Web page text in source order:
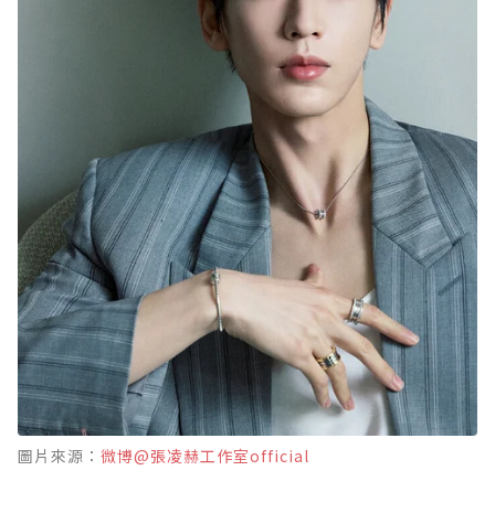
圖片來源： 微博@張凌赫工作室official